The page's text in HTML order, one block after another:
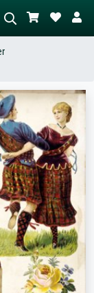
Szene – z.B. Grüne
mit viel Rot, Dunkles
Akt neben einem
Baum.